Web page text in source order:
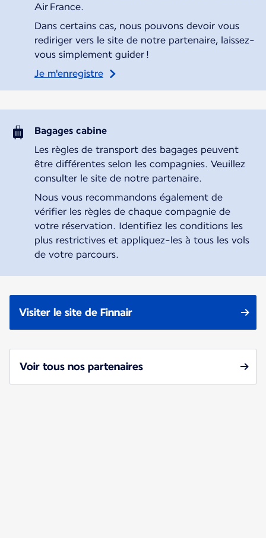
Air France.
Dans certains cas, nous pouvons devoir vous
rediriger vers le site de notre partenaire, laissez-
vous simplement guider !
Je m'enregistre
Bagages cabine
Les règles de transport des bagages peuvent
être différentes selon les compagnies. Veuillez
consulter le site de notre partenaire.
Nous vous recommandons également de
vérifier les règles de chaque compagnie de
votre réservation. Identifiez les conditions les
plus restrictives et appliquez-les à tous les vols
de votre parcours.
Visiter le site de Finnair
Voir tous nos partenaires